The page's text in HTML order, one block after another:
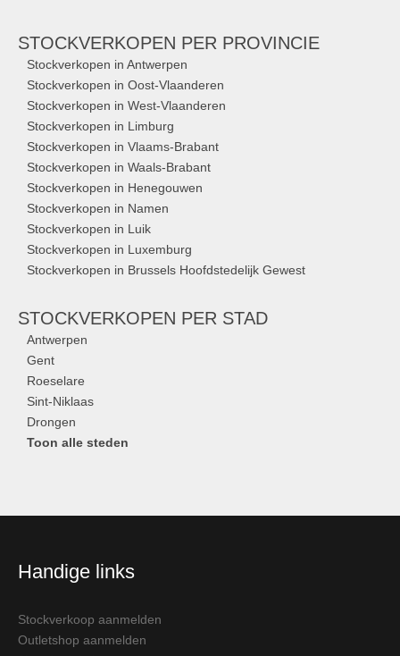
STOCKVERKOPEN PER PROVINCIE
Stockverkopen in Antwerpen
Stockverkopen in Oost-Vlaanderen
Stockverkopen in West-Vlaanderen
Stockverkopen in Limburg
Stockverkopen in Vlaams-Brabant
Stockverkopen in Waals-Brabant
Stockverkopen in Henegouwen
Stockverkopen in Namen
Stockverkopen in Luik
Stockverkopen in Luxemburg
Stockverkopen in Brussels Hoofdstedelijk Gewest
STOCKVERKOPEN PER STAD
Antwerpen
Gent
Roeselare
Sint-Niklaas
Drongen
Toon alle steden
Handige links
Stockverkoop aanmelden
Outletshop aanmelden